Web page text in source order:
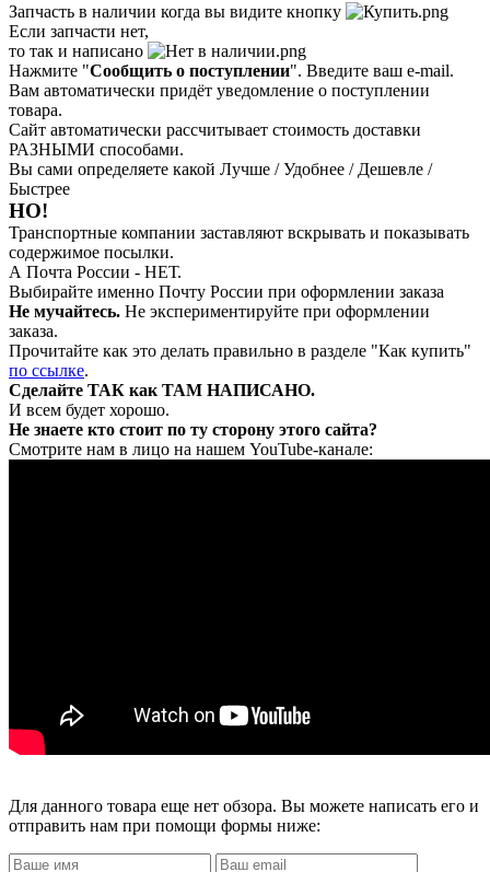
Запчасть в наличии когда вы видите кнопку
Если запчасти нет,
то так и написано
Нажмите "Сообщить о поступлении". Введите ваш e-mail.
Вам автоматически придёт уведомление о поступлении
товара.
Сайт автоматически рассчитывает стоимость доставки
РАЗНЫМИ способами.
Вы сами определяете какой Лучше / Удобнее / Дешевле /
Быстрее
НО!
Транспортные компании заставляют вскрывать и показывать
содержимое посылки.
А Почта России - НЕТ.
Выбирайте именно Почту России при оформлении заказа
Не мучайтесь. Не экспериментируйте при оформлении
заказа.
Прочитайте как это делать правильно в разделе "Как купить"
по ссылке.
Сделайте ТАК как ТАМ НАПИСАНО.
И всем будет хорошо.
Не знаете кто стоит по ту сторону этого сайта?
Смотрите нам в лицо на нашем YouTube-канале:
Для данного товара еще нет обзора. Вы можете написать его и
отправить нам при помощи формы ниже: